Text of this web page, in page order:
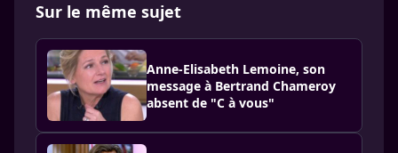
Sur le même sujet
Anne-Elisabeth Lemoine, son
message à Bertrand Chameroy
absent de "C à vous"